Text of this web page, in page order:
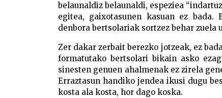
belaunaldiz belaunaldi, espeziea
egitea, gaixotasunen kasuan ez
denbora bertsolariak sortzez behar
Zer dakar zerbait berezko jotzeak, ez
formatutako bertsolari bikain asko
sinesten genuen ahalmenak ez zirela
Erraztasun handiko jendea ikusi dugu
kosta ala kosta, hor dago koska.